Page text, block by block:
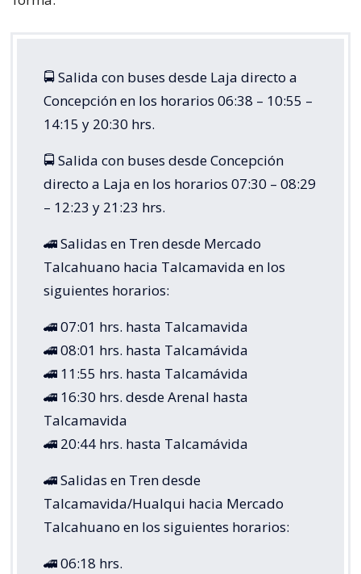
🚍 Salida con buses desde Laja directo a
Concepción en los horarios 06:38 – 10:55 –
14:15 y 20:30 hrs.
🚍 Salida con buses desde Concepción
directo a Laja en los horarios 07:30 – 08:29
– 12:23 y 21:23 hrs.
🚄 Salidas en Tren desde Mercado
Talcahuano hacia Talcamavida en los
siguientes horarios:
🚄 07:01 hrs. hasta Talcamavida
🚄 08:01 hrs. hasta Talcamávida
🚄 11:55 hrs. hasta Talcamávida
🚄 16:30 hrs. desde Arenal hasta
Talcamavida
🚄 20:44 hrs. hasta Talcamávida
🚄 Salidas en Tren desde
Talcamavida/Hualqui hacia Mercado
Talcahuano en los siguientes horarios:
🚄 06:18 hrs.